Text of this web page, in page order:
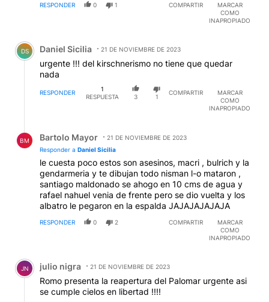
RESPONDER 0 1 COMPARTIR
MARCAR
COMO
INAPROPIADO
Comentario de Daniel Sicilia.
DS Daniel Sicilia 21 DE NOVIEMBRE DE 2023
urgente !!! del kirschnerismo no tiene que quedar
nada
RESPONDER
1
RESPUESTA
3 1
COMPARTIR
MARCAR
COMO
INAPROPIADO
BM Bartolo Mayor
21 DE NOVIEMBRE DE 2023
Responder a Daniel Sicilia
le cuesta poco estos son asesinos, macri , bulrich y la
gendarmeria y te dibujan todo nisman l-o mataron ,
santiago maldonado se ahogo en 10 cms de agua y
rafael nahuel venia de frente pero se dio vuelta y los
albatro le pegaron en la espalda JAJAJAJAJAJA
RESPONDER 0 2 COMPARTIR
MARCAR
COMO
INAPROPIADO
Comentario de julio nigra.
JN julio nigra 21 DE NOVIEMBRE DE 2023
Romo presenta la reapertura del Palomar urgente asi
se cumple cielos en libertad !!!!